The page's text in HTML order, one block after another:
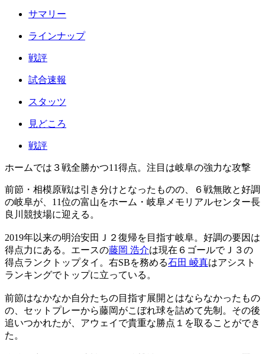
サマリー
ラインナップ
戦評
試合速報
スタッツ
見どころ
戦評
ホームでは３戦全勝かつ11得点。注目は岐阜の強力な攻撃
前節・相模原戦は引き分けとなったものの、６戦無敗と好調
の岐阜が、11位の富山をホーム・岐阜メモリアルセンター長
良川競技場に迎える。
2019年以来の明治安田Ｊ２復帰を目指す岐阜。好調の要因は
得点力にある。エースの藤岡 浩介は現在６ゴールでＪ３の
得点ランクトップタイ。右SBを務める石田 崚真はアシスト
ランキングでトップに立っている。
前節はなかなか自分たちの目指す展開とはならなかったもの
の、セットプレーから藤岡がこぼれ球を詰めて先制。その後
追いつかれたが、アウェイで貴重な勝点１を取ることができ
た。